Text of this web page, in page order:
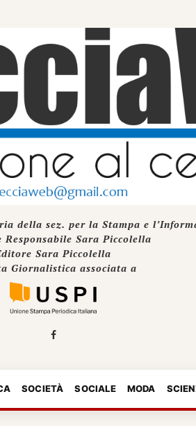
della sez. per la Stampa e
Sara Piccolella
Sara Piccolella
Giornalistica associata a
SOCIETÀ SOCIALE MODA